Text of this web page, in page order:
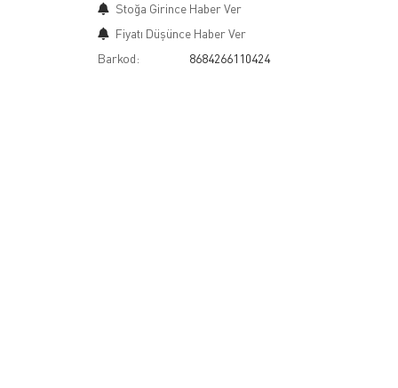
Stoğa Girince Haber Ver
Fiyatı Düşünce Haber Ver
Barkod:
8684266110424